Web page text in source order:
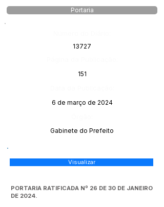
Portaria
13727
151
6 de março de 2024
Gabinete do Prefeito
Visualizar
PORTARIA RATIFICADA Nº 26 DE 30 DE JANEIRO
DE 2024.